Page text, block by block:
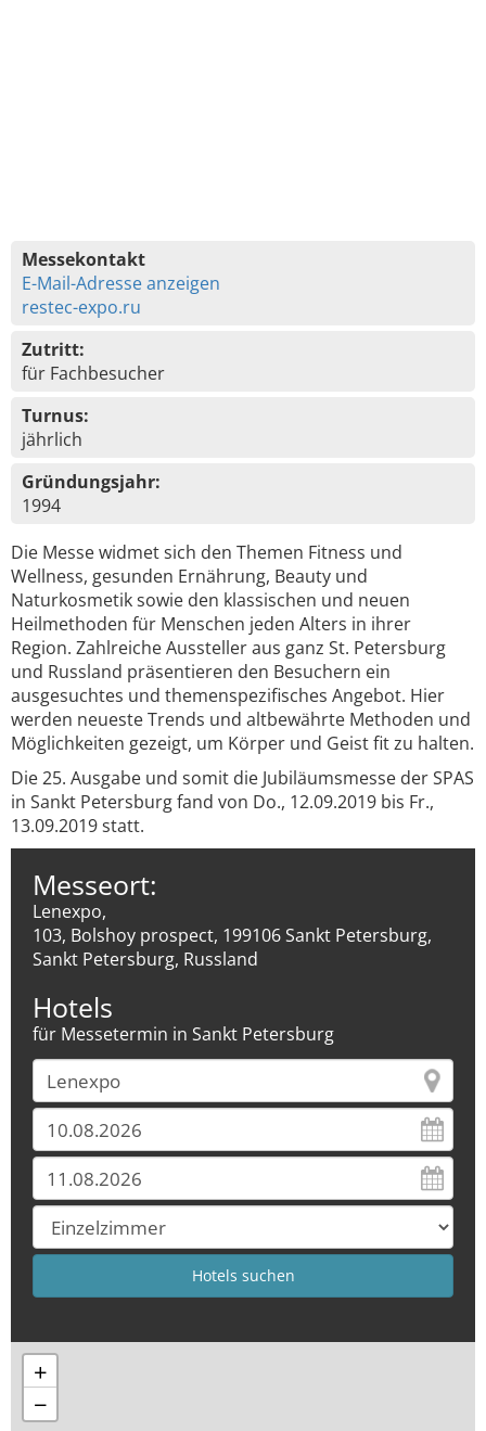
Messekontakt
E-Mail-Adresse anzeigen
restec-expo.ru
Zutritt:
für Fachbesucher
Turnus:
jährlich
Gründungsjahr:
1994
Die Messe widmet sich den Themen Fitness und
Wellness, gesunden Ernährung, Beauty und
Naturkosmetik sowie den klassischen und neuen
Heilmethoden für Menschen jeden Alters in ihrer
Region. Zahlreiche Aussteller aus ganz St. Petersburg
und Russland präsentieren den Besuchern ein
ausgesuchtes und themenspezifisches Angebot. Hier
werden neueste Trends und altbewährte Methoden und
Möglichkeiten gezeigt, um Körper und Geist fit zu halten.
Die 25. Ausgabe und somit die Jubiläumsmesse der SPAS
in Sankt Petersburg fand von Do., 12.09.2019 bis Fr.,
13.09.2019 statt.
Messeort:
Lenexpo,
103, Bolshoy prospect, 199106 Sankt Petersburg,
Sankt Petersburg, Russland
Hotels
für Messetermin in Sankt Petersburg
+
−